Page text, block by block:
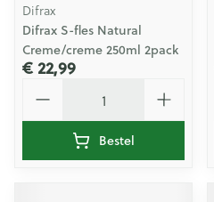
Difrax
Difrax S-fles Natural
Creme/creme 250ml 2pack
€ 22,99
Bestel